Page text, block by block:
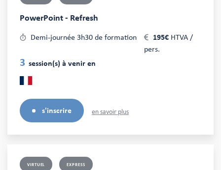
PowerPoint - Refresh
Demi-journée 3h30 de formation 195€ HTVA /
pers.
3 session(s) à venir en
s'inscrire en savoir plus
VIRTUEL EXPRESS